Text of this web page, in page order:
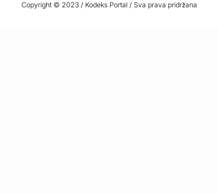
Copyright © 2023 / Kodeks Portal / Sva prava pridržana